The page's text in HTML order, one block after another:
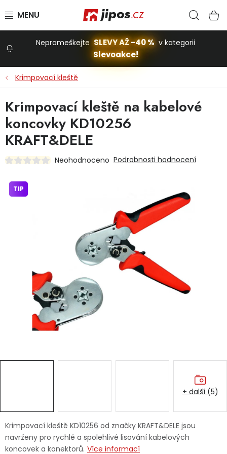
Stavba a dům
Dílna
Vánoce
Ochranné pomůcky
Nepromeškejte SLEVY AŽ -40 % v kategorii
Slevoakce!
Krimpovací kleště
Krimpovací kleště KD10256 od značky KRAFT&DELE jsou
navrženy pro rychlé a spolehlivé lisování kabelových
koncovek a konektorů. Více informací
Krimpovací kleště na kabelové
koncovky KD10256
KRAFT&DELE
Neohodnoceno Podrobnosti hodnocení
TIP
+ další (5)